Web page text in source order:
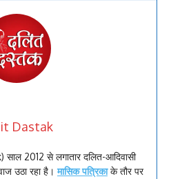
Dastak
2012 से लगातार दलित-आदिवासी
उठा रहा है।मासिक पत्रिकाके तौर पर